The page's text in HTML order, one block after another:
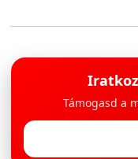
Támogasd a